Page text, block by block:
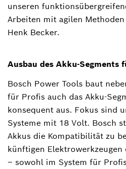
unseren
Arbeiten mit agilen
Henk Becker.
Ausbau des Akku-Segments
Bosch Power Tools baut
für Profis auch das Akku-
konsequent aus. Fokus sind
Systeme mit 18 Volt. Bosch
Akkus die Kompatibilität zu
künftigen
– sowohl im System für